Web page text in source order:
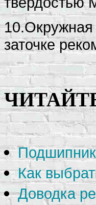
10.Окружная
заточке
Как
Доводка